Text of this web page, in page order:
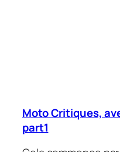
Moto Critiques,
part1